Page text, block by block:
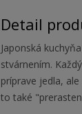
Detail
Japonská
stvárnením.
príprave jedla,
to také